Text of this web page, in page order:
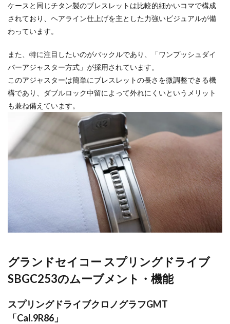
ケースと同じチタン製のブレスレットは比較的細かいコマで構成
されており、ヘアライン仕上げを主とした力強いビジュアルが備
わっています。
また、特に注目したいのがバックルであり、「ワンプッシュダイ
バーアジャスター方式」が採用されています。
このアジャスターは簡単にブレスレットの長さを微調整できる機
構であり、ダブルロック中留によって外れにくいというメリット
も兼ね備えています。
グランドセイコー スプリングドライブ
SBGC253のムーブメント・機能
スプリングドライブクロノグラフGMT
「Cal.9R86」